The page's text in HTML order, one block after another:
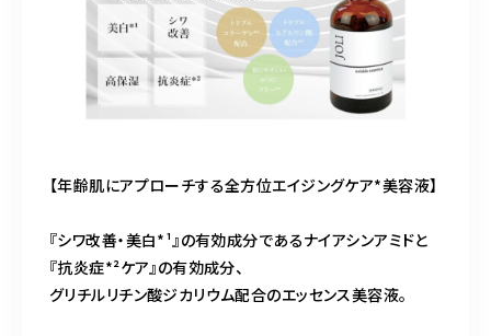
【年齢肌にアプローチする全方位エイジングケア*美容液】
『シワ改善・美白*¹』の有効成分であるナイアシンアミドと
『抗炎症*²ケア』の有効成分、
グリチルリチン酸ジカリウム配合のエッセンス美容液。